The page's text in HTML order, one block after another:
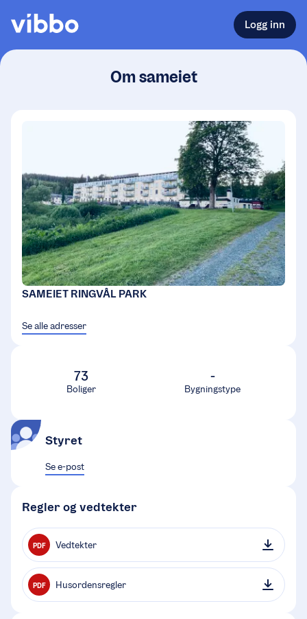
Logg inn
Om sameiet
SAMEIET RINGVÅL PARK
Se alle adresser
73
Boliger
-
Bygningstype
Styret
Se e-post
Regler og vedtekter
PDF Vedtekter
PDF Husordensregler